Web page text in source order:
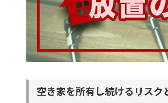
空き家を所有し続けるリスク